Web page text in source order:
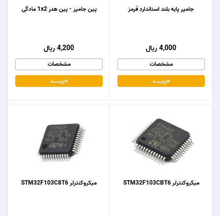
پین جامپر - پین هدر 1x2 مادگی
4,200 ریال
مشخصات
خریـــــــد
جامپر پایه بلند استاندارد قرمز
4,000 ریال
مشخصات
خریـــــــد
میکروکنترلر STM32F103C8T6 میکروکنترلر STM32F103CBT6